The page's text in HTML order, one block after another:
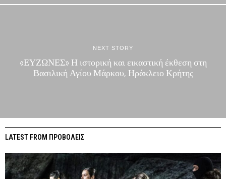
NEXT STORY
«ΕΥΖΩΝΕΣ» Η ιστορική και εικαστική έκθεση στη
Βασιλική Αγίου Μάρκου, Ηράκλειο Κρήτης
LATEST FROM ΠΡΟΒΟΛΕΙΣ